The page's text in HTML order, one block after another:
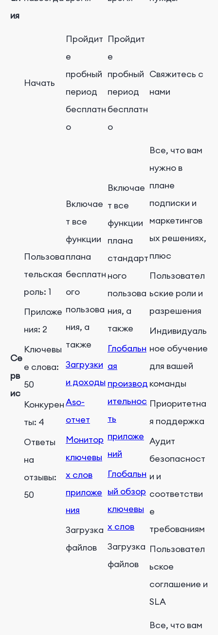
ия
Начать
Пройдит
е
пробный
период
бесплатн
о
Пройдит
е
пробный
период
бесплатн
о
Свяжитесь с
нами
Се
рв
ис
Пользова
тельская
роль: 1
Приложе
ния: 2
Ключевы
е слова:
50
Конкурен
ты: 4
Ответы
на
отзывы:
50
Включае
т все
функции
плана
бесплатн
ого
пользова
ния, а
также
Загрузки
и доходы
Aso-
отчет
Монитор
ключевы
х слов
приложе
ния
Загрузка
файлов
Включае
т все
функции
плана
стандарт
ного
пользова
ния, а
также
Глобальн
ая
производ
ительнос
ть
приложе
ний
Глобальн
ый обзор
ключевы
х слов
Загрузка
файлов
Все, что вам
нужно в
плане
подписки и
маркетингов
ых решениях,
плюс
Пользовател
ьские роли и
разрешения
Индивидуаль
ное обучение
для вашей
команды
Приоритетна
я поддержка
Аудит
безопасност
и и
соответстви
е
требованиям
Пользовател
ьское
соглашение и
SLA
Все, что вам